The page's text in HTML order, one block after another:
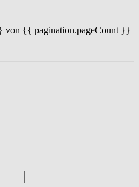
von {{ pagination.pageCount }}